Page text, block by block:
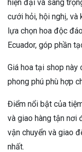
hiện đại và sang
cưới hỏi, hội nghị, và
lựa chọn hoa độc
Ecuador, góp phần
Giá hoa tại shop
phong phú phù hợp
Điểm nổi bật của
và giao hàng tận nơi
vận chuyển và giao
nhất.